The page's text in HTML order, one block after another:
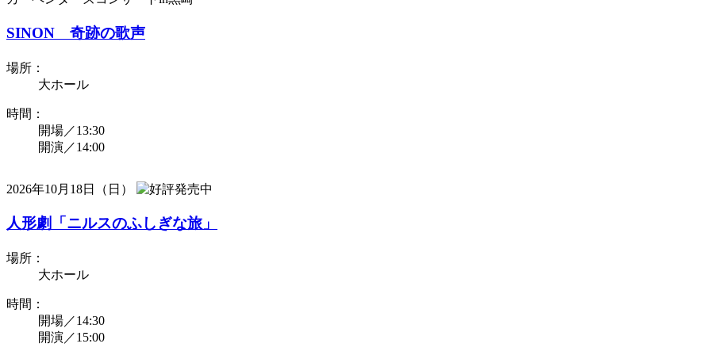
SINON 奇跡の歌声
場所：
大ホール
時間：
開場／13:30
開演／14:00
2026年10月18日（日）
人形劇「ニルスのふしぎな旅」
場所：
大ホール
時間：
開場／14:30
開演／15:00